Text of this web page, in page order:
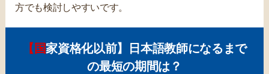
方でも検討しやすいです。
【国家資格化以前】日本語教師になるまで
の最短の期間は？